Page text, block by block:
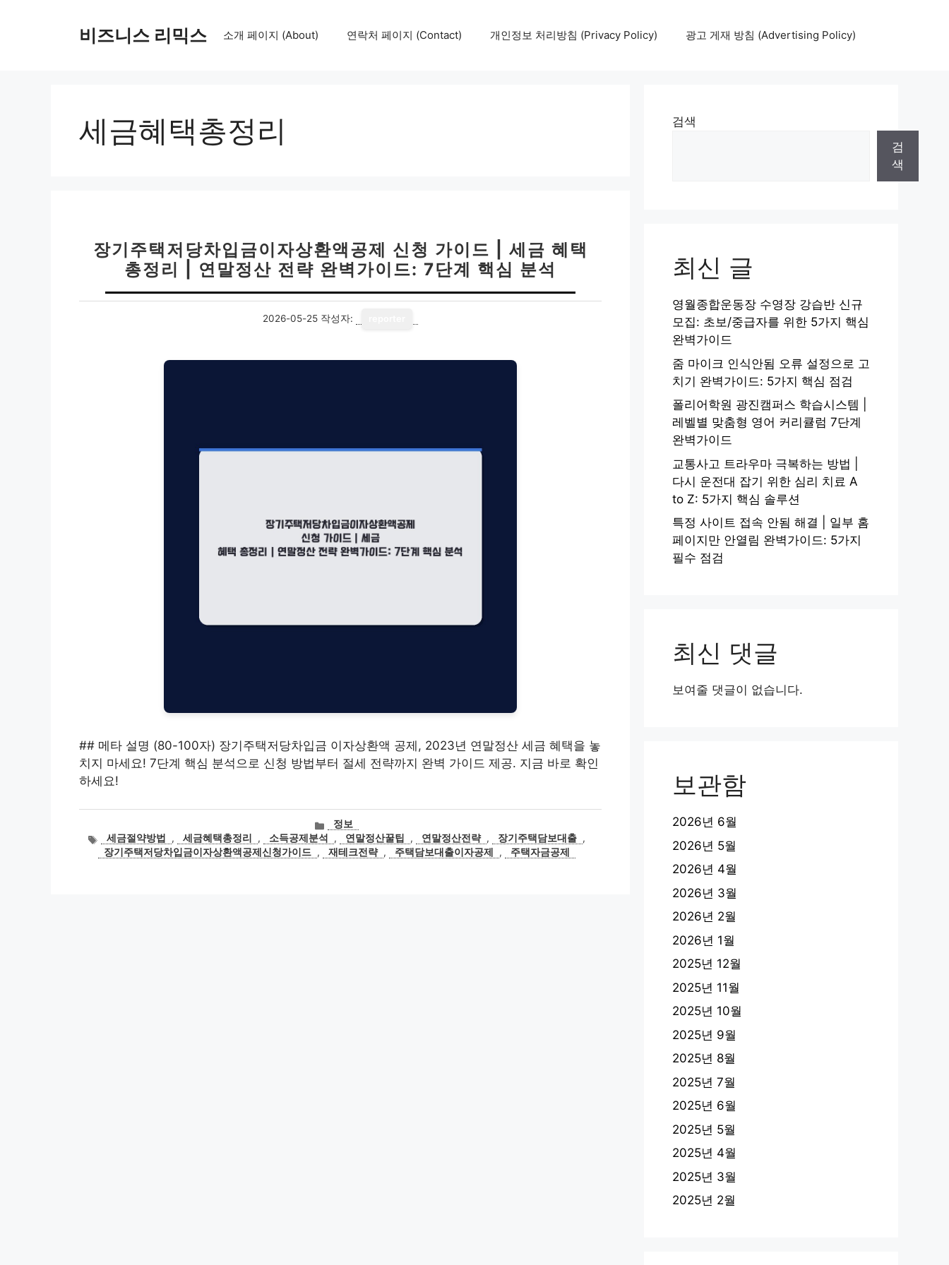
비즈니스 리믹스 소개 페이지 (About) 연락처 페이지 (Contact) 개인정보 처리방침 (Privacy Policy) 광고 게재 방침 (Advertising Policy)
세금혜택총정리
장기주택저당차입금이자상환액공제 신청 가이드 | 세금 혜택
총정리 | 연말정산 전략 완벽가이드: 7단계 핵심 분석
2026-05-25 작성자:
## 메타 설명 (80-100자) 장기주택저당차입금 이자상환액 공제, 2023년 연말정산 세금 혜택을 놓
치지 마세요! 7단계 핵심 분석으로 신청 방법부터 절세 전략까지 완벽 가이드 제공. 지금 바로 확인
하세요!
카
테
고
정보
태
그
세금절약방법 , 세금혜택총정리 , 소득공제분석 , 연말정산꿀팁 , 연말정산전략 , 장기주택담보대출 ,
장기주택저당차입금이자상환액공제신청가이드 , 재테크전략 , 주택담보대출이자공제 , 주택자금공제
검색
검
색
최신 글
영월종합운동장 수영장 강습반 신규
모집: 초보/중급자를 위한 5가지 핵심
완벽가이드
줌 마이크 인식안됨 오류 설정으로 고
치기 완벽가이드: 5가지 핵심 점검
폴리어학원 광진캠퍼스 학습시스템 |
레벨별 맞춤형 영어 커리큘럼 7단계
완벽가이드
교통사고 트라우마 극복하는 방법 |
다시 운전대 잡기 위한 심리 치료 A
to Z: 5가지 핵심 솔루션
특정 사이트 접속 안됨 해결 | 일부 홈
페이지만 안열림 완벽가이드: 5가지
필수 점검
최신 댓글
보여줄 댓글이 없습니다.
보관함
2026년 6월
2026년 5월
2026년 4월
2026년 3월
2026년 2월
2026년 1월
2025년 12월
2025년 11월
2025년 10월
2025년 9월
2025년 8월
2025년 7월
2025년 6월
2025년 5월
2025년 4월
2025년 3월
2025년 2월